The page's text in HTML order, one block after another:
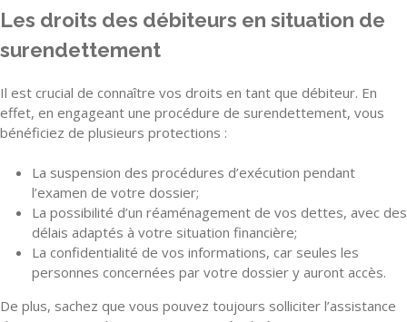
Les droits des débiteurs en situation de
surendettement
Il est crucial de connaître vos droits en tant que débiteur. En
effet, en engageant une procédure de surendettement, vous
bénéficiez de plusieurs protections :
La suspension des procédures d’exécution pendant
l’examen de votre dossier;
La possibilité d’un réaménagement de vos dettes, avec des
délais adaptés à votre situation financière;
La confidentialité de vos informations, car seules les
personnes concernées par votre dossier y auront accès.
De plus, sachez que vous pouvez toujours solliciter l’assistance